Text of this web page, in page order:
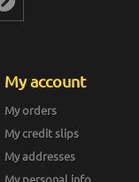
My account
My orders
My credit slips
My addresses
My personal info